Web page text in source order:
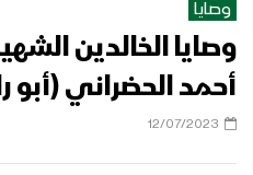
وصايا
وصايا الخالدين
أحمد الحضراني (أبو
12/07/2023